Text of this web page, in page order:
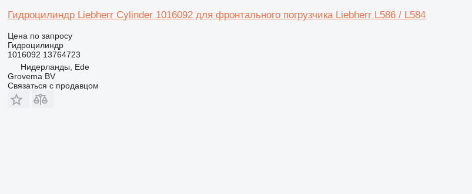
Гидроцилиндр Liebherr Cylinder 1016092 для фронтального погрузчика Liebherr L586 / L584
Цена по запросу
Гидроцилиндр
1016092 13764723
Нидерланды, Ede
Grovema BV
Связаться с продавцом